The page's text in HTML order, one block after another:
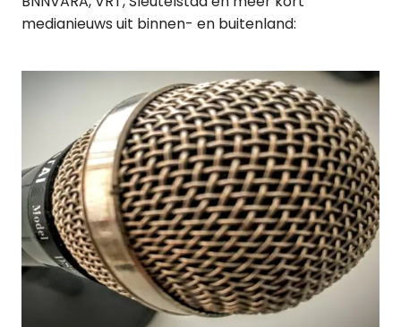
medianieuws uit binnen- en buitenland: